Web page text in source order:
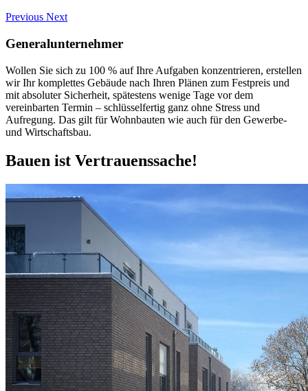
Previous Next
Generalunternehmer
Wollen Sie sich zu 100 % auf Ihre Aufgaben konzentrieren, erstellen
wir Ihr komplettes Gebäude nach Ihren Plänen zum Festpreis und
mit absoluter Sicherheit, spätestens wenige Tage vor dem
vereinbarten Termin – schlüsselfertig ganz ohne Stress und
Aufregung. Das gilt für Wohnbauten wie auch für den Gewerbe-
und Wirtschaftsbau.
Bauen ist Vertrauenssache!